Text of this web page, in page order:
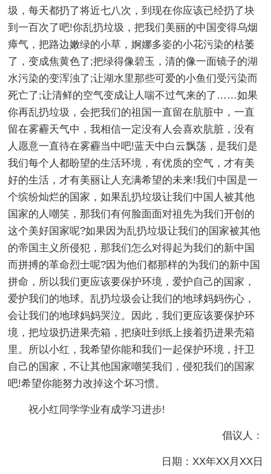
圾，每天都扔了将近七八次，到现在你应该已经扔了块
到一百次了吧!你乱扔垃圾，把我们美丽的中国变得乌烟
瘴气，把路边嫩绿的小草，婀娜多姿的小花污染的枯萎
了，变成焦黄色了;把绿得像碧玉，清的像一面镜子的湖
水污染的变浑浊了;让湖水里那些可爱的小鱼们受污染而
死亡了;让清鲜的空气变成让人喘不过气来的了……如果
你再乱扔垃圾，会把我们的祖国一直留在肮脏中，一直
留在雾霾天气中，我相信一定没有人会喜欢肮脏，没有
人愿意一直待在雾霾当中吧!蓝天中白云飘荡，是我们是
我们每个人都盼望的生活环境，有优质的空气，才有美
好的生活，才有美丽让人充满希望的未来!我们中国是一
个缤纷灿烂的国家，如果乱扔垃圾让我们中国人被其他
国家的人嘲笑，那我们有何脸面面对祖先为我们开创的
这个美好国家呢?如果因为乱扔垃圾让我们的国家被其他
的帝国主义所侵犯，那我们怎么对得起为我们的新中国
而拼搏的革命烈士呢?因为他们都那样的为我们的新中国
拼命，所以我们更应该要保护环境，爱护自己的国家，
爱护我们的地球。乱扔垃圾会让我们的地球妈妈伤心，
会让我们的地球妈妈哭泣。因此，我们更应该要保护环
境，把垃圾扔进果壳箱，把痰吐到纸上接着扔进果壳箱
里。所以小红，我希望你能和我们一起保护环境，扞卫
自己的国家，不让其他国家嘲笑我们，侵犯我们的国家
吧!希望你能努力改掉这个坏习惯。
祝小红同学学业有成学习进步!
倡议人：
日期：XX年XX月XX日